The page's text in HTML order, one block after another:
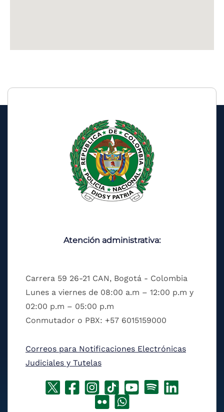
Atención administrativa:
Carrera 59 26-21 CAN, Bogotá - Colombia
Lunes a viernes de 08:00 a.m – 12:00 p.m y
02:00 p.m – 05:00 p.m
Conmutador o PBX: +57 6015159000
Correos para Notificaciones Electrónicas
Judiciales y Tutelas